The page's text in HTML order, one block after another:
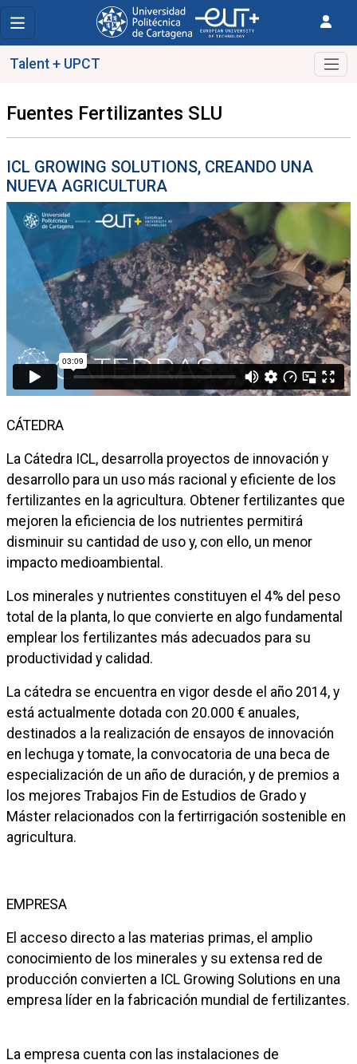
Talent + UPCT
Fuentes Fertilizantes SLU
ICL GROWING SOLUTIONS, CREANDO UNA
NUEVA AGRICULTURA
CÁTEDRA
La Cátedra ICL, desarrolla proyectos de innovación y
desarrollo para un uso más racional y eficiente de los
fertilizantes en la agricultura. Obtener fertilizantes que
mejoren la eficiencia de los nutrientes permitirá
disminuir su cantidad de uso y, con ello, un menor
impacto medioambiental.
Los minerales y nutrientes constituyen el 4% del peso
total de la planta, lo que convierte en algo fundamental
emplear los fertilizantes más adecuados para su
productividad y calidad.
La cátedra se encuentra en vigor desde el año 2014, y
está actualmente dotada con 20.000 € anuales,
destinados a la realización de ensayos de innovación
en lechuga y tomate, la convocatoria de una beca de
especialización de un año de duración, y de premios a
los mejores Trabajos Fin de Estudios de Grado y
Máster relacionados con la fertirrigación sostenible en
agricultura.
EMPRESA
El acceso directo a las materias primas, el amplio
conocimiento de los minerales y su extensa red de
producción convierten a ICL Growing Solutions en una
empresa líder en la fabricación mundial de fertilizantes.
La empresa cuenta con las instalaciones de